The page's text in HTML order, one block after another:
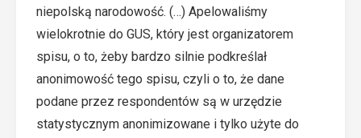
niepolską narodowość. (…) Apelowaliśmy
wielokrotnie do GUS, który jest organizatorem
spisu, o to, żeby bardzo silnie podkreślał
anonimowość tego spisu, czyli o to, że dane
podane przez respondentów są w urzędzie
statystycznym anonimizowane i tylko użyte do